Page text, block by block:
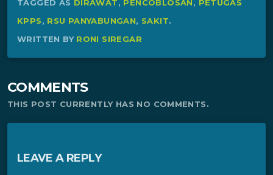
TAGGED AS DIRAWAT, PENCOBLOSAN , PETUGAS
KPPS, RSU PANYABUNGAN, SAKIT.
WRITTEN BY RONI SIREGAR
COMMENTS
THIS POST CURRENTLY HAS NO COMMENTS.
LEAVE A REPLY